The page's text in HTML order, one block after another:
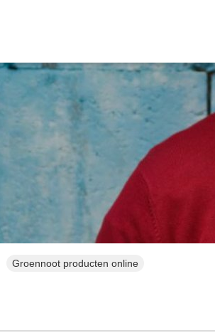
Groennoot producten online